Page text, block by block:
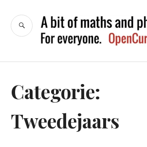
inhoud
ZOEK
Categorie:
Tweedejaars